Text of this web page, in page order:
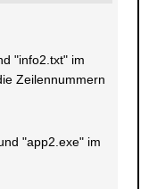
"info2.txt" im
Zeilennummern
"app2.exe" im